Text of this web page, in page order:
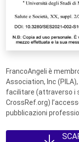
FrancoAngeli è
Association, Inc
facilitare (attraverso i
CrossRef.org)
pubblicazioni